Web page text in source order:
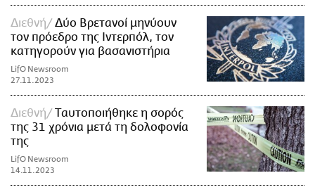
Διεθνή
Δύο Βρετανοί μηνύουν
τον πρόεδρο της Ιντερπόλ, τον
κατηγορούν για βασανιστήρια
LifO Newsroom
27.11.2023
Διεθνή
Tαυτοποιήθηκε η σορός
της 31 χρόνια μετά τη δολοφονία
της
LifO Newsroom
14.11.2023